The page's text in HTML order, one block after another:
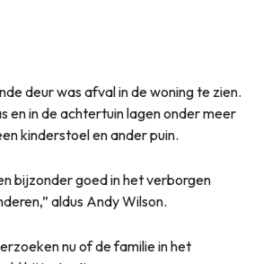
deur was afval in de woning te zien.
en in de achtertuin lagen onder meer
kinderstoel en ander puin.
bijzonder goed in het verborgen
aldus Andy Wilson.
nu of de familie in het